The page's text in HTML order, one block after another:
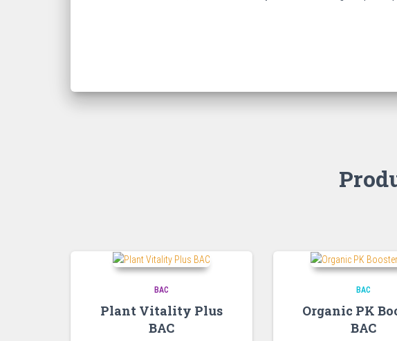
BAC
Plant Vitality Plus
BAC
BAC
Organic PK
BAC